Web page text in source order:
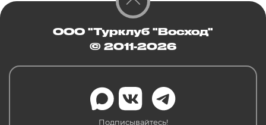
ООО "Турклуб "Восход"
© 2011-2026
Подписывайтесь!